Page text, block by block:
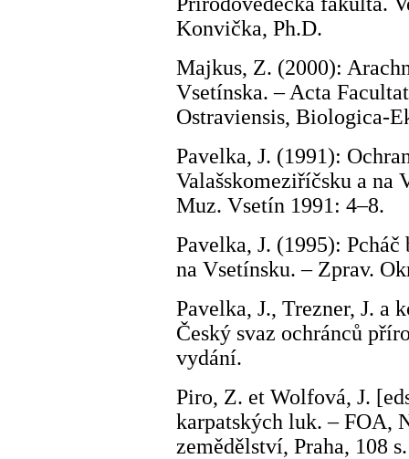
Konvička, Ph.D.
Majkus, Z. (2000):
Vsetínska. – Acta
Ostraviensis, Biologica-
Pavelka, J. (1991):
Valašskomeziříčsku a na
Muz. Vsetín 1991: 4–8.
Pavelka, J. (1995):
na Vsetínsku. – Zprav.
Pavelka, J., Trezner, J. a
Český svaz ochránců
vydání.
Piro, Z. et Wolfová, J.
karpatských luk. – FOA,
zemědělství, Praha, 108 s.